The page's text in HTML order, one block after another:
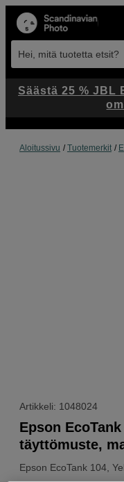
Hei, mitä tuotetta etsit?
Aloitussivu Tuotemerkit
Artikkeli: 1048024
Epson EcoTank 104,
Epson
täyttömuste,
Säästä 25 % JBL